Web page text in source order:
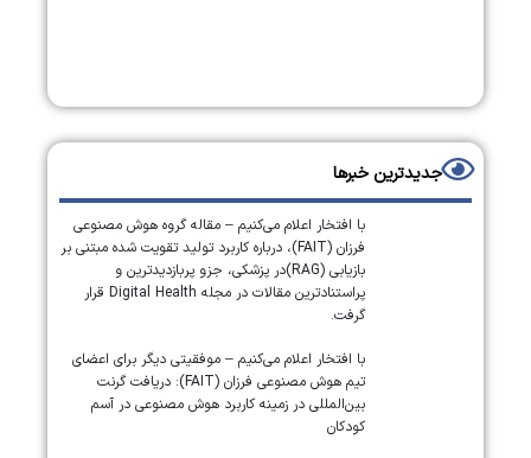
جدیدترین خبرها
با افتخار اعلام می‌کنیم – مقاله گروه هوش مصنوعی
فرزان (FAIT)، درباره کاربرد تولید تقویت شده مبتنی بر
بازیابی (RAG)در پزشکی، جزو پربازدیدترین و
پراستنادترین مقالات در مجله Digital Health قرار
گرفت.
با افتخار اعلام می‌کنیم – موفقیتی دیگر برای اعضای
تیم هوش مصنوعی فرزان (FAIT): دریافت گرنت
بین‌المللی در زمینه کاربرد هوش مصنوعی در آسم
کودکان